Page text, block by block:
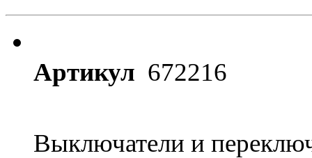
Артикул 672216
Выключатели и